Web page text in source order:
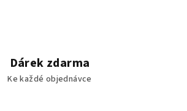
Dárek zdarma
Ke každé objednávce